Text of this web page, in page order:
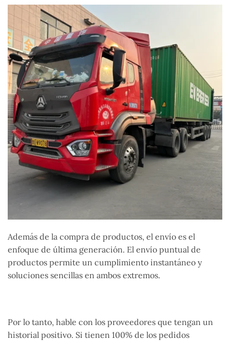
Además de la compra de productos, el envío es el
enfoque de última generación. El envío puntual de
productos permite un cumplimiento instantáneo y
soluciones sencillas en ambos extremos.
Por lo tanto, hable con los proveedores que tengan un
historial positivo. Si tienen 100% de los pedidos